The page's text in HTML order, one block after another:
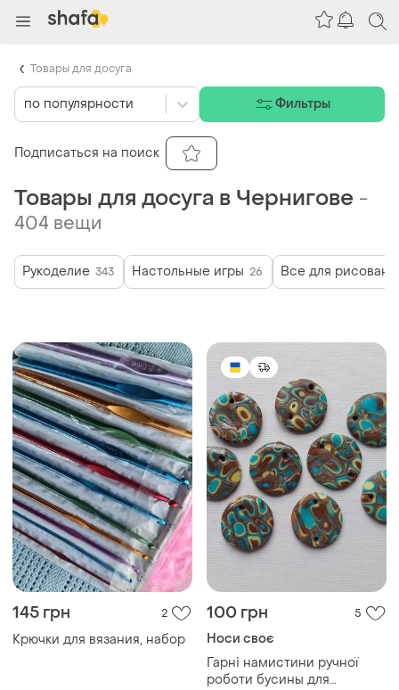
Товары для досуга в Чернигове -
404 вещи
145 грн 2
Крючки для вязания, набор
100 грн 5
Носи своє
Гарні намистини ручної
роботи бусины для
Рукоделие 343 Настольные игры 26 Все для
по популярности Фильтры
Подписаться на поиск
Товары для досуга